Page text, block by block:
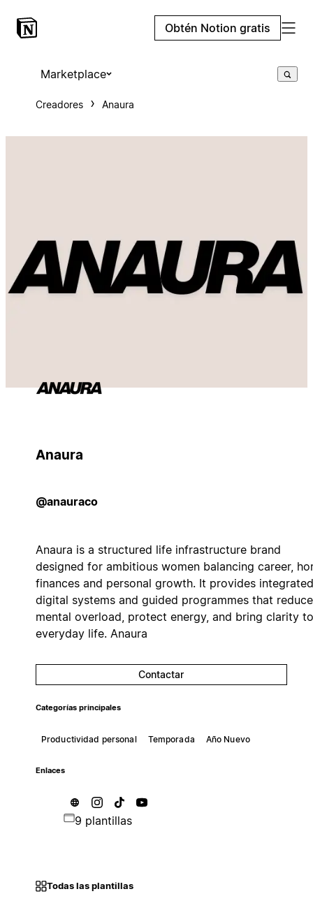
Obtén Notion gratis
Marketplace
Creadores Anaura
Anaura
@anauraco
Anaura is a structured life infrastructure brand
designed for ambitious women balancing career,
finances and personal growth. It provides integrated
digital systems and guided programmes that reduce
mental overload, protect energy, and bring clarity to
everyday life. Anaura
Contactar
Categorías principales
Productividad personal Temporada Año Nuevo
Enlaces
9 plantillas
Todas las plantillas